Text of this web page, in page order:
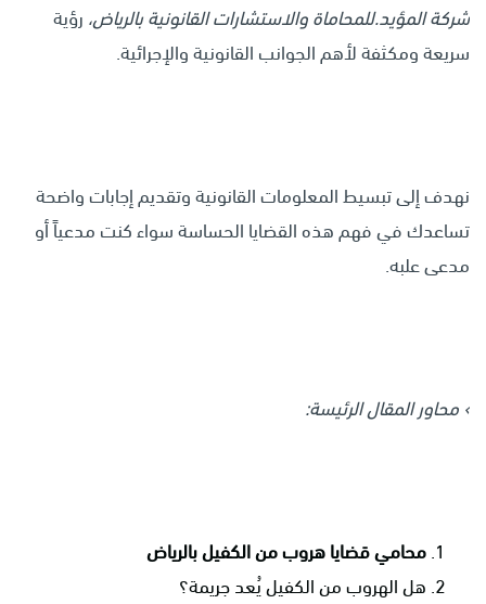
شركة المؤيد.للمحاماة والاستشارات القانونية بالرياض، رؤية
سريعة ومكثفة لأهم الجوانب القانونية والإجرائية.
نهدف إلى تبسيط المعلومات القانونية وتقديم إجابات واضحة
تساعدك في فهم هذه القضايا الحساسة سواء كنت مدعياً أو
مدعى علبه.
› محاور المقال الرئيسة:
محامي قضايا هروب من الكفيل بالرياض
هل الهروب من الكفيل يُعد جريمة؟